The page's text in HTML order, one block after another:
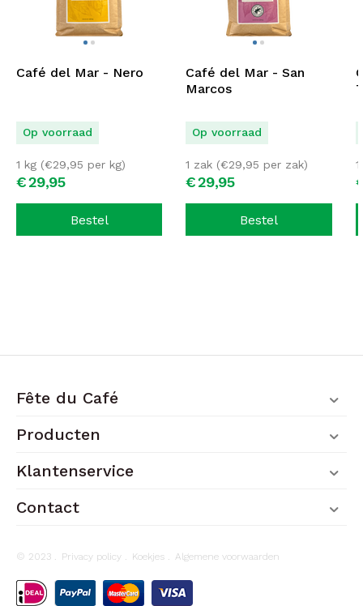
Café del Mar - Nero
Op voorraad
€29,95
1 kg (€29,95 per kg)
Bestel
Café del Mar - San
Marcos
Op voorraad
€29,95
1 zak (€29,95 per zak)
Bestel
Fête du Café
Producten
Klantenservice
Contact
© 2023 . Privacy policy . Koekjes . Algemene voorwaarden